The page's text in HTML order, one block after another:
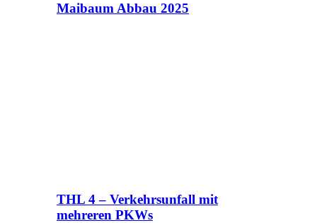
Maibaum Abbau 2025
THL 4 – Verkehrsunfall mit
mehreren PKWs